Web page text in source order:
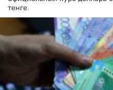
тенге.